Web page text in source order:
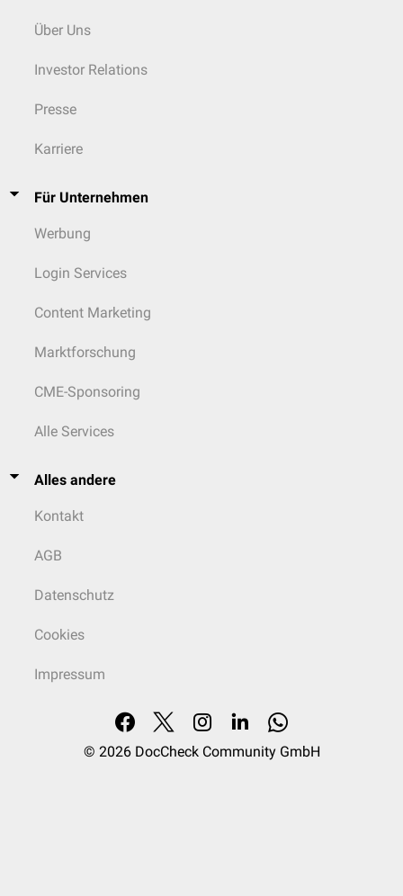
Über Uns
Investor Relations
Presse
Karriere
Für Unternehmen
Werbung
Login Services
Content Marketing
Marktforschung
CME-Sponsoring
Alle Services
Alles andere
Kontakt
AGB
Datenschutz
Cookies
Impressum
© 2026 DocCheck Community GmbH